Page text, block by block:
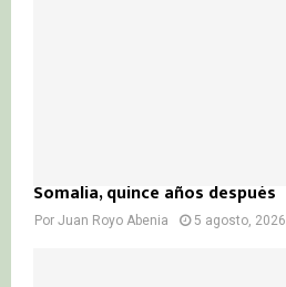
Somalia, quince años después
Por Juan Royo Abenia 5 agosto, 2026